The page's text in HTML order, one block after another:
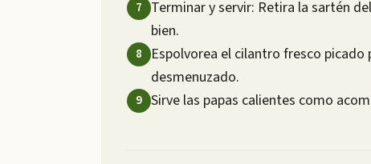
Terminar y servir: Retira la sartén
bien.
Espolvorea el cilantro fresco picado
desmenuzado.
Sirve las papas calientes como